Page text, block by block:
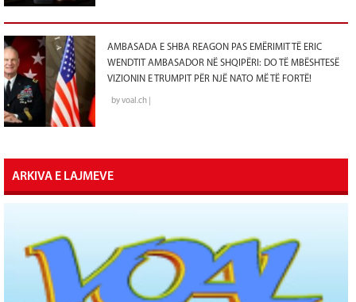
AMBASADA E SHBA REAGON PAS EMËRIMIT TË ERIC
WENDTIT AMBASADOR NË SHQIPËRI: DO TË MBËSHTESË
VIZIONIN E TRUMPIT PËR NJË NATO MË TË FORTË!
by voal.ch |
ARKIVA E LAJMEVE